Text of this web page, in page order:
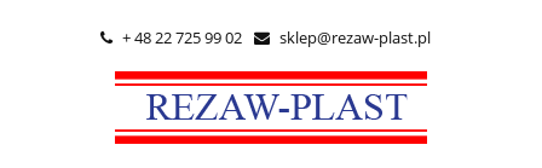
 + 48 22 725 99 02  sklep@rezaw-plast.pl